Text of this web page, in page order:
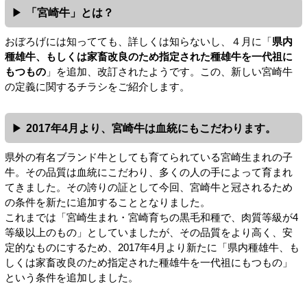
「宮崎牛」とは？
おぼろげには知ってても、詳しくは知らないし、４月に「 県内
種雄牛、もしくは家畜改良のため指定された種雄牛を一代祖に
もつもの」を追加、改訂されたようです。この、新しい宮崎牛
の定義に関するチラシをご紹介します。
2017年4月より、宮崎牛は血統にもこだわります。
県外の有名ブランド牛としても育てられている宮崎生まれの子
牛。その品質は血統にこだわり、多くの人の手によって育まれ
てきました。その誇りの証として今回、宮崎牛と冠されるため
の条件を新たに追加することとなりました。
これまでは「宮崎生まれ・宮崎育ちの黒毛和種で、肉質等級が4
等級以上のもの」としていましたが、その品質をより高く、安
定的なものにするため、2017年4月より新たに「県内種雄牛、も
しくは家畜改良のため指定された種雄牛を一代祖にもつもの」
という条件を追加しました。